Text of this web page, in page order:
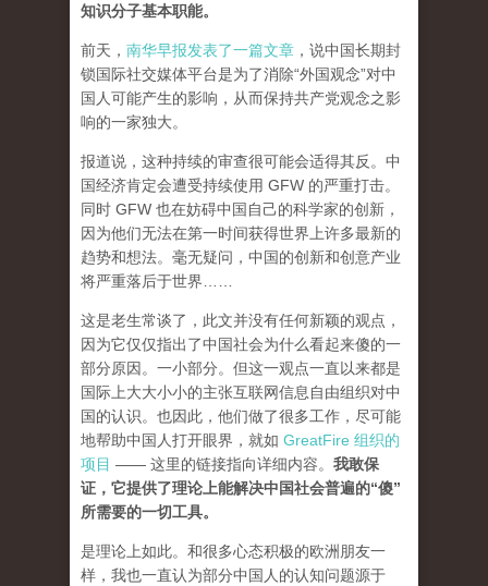
知识分子基本职能。
前天， 南华早报发表了一篇文章 ，说中国长期封
锁国际社交媒体平台是为了消除“外国观念”对中
国人可能产生的影响，从而保持共产党观念之影
响的一家独大。
报道说，这种持续的审查很可能会适得其反。中
国经济肯定会遭受持续使用 GFW 的严重打击。
同时 GFW 也在妨碍中国自己的科学家的创新，
因为他们无法在第一时间获得世界上许多最新的
趋势和想法。毫无疑问，中国的创新和创意产业
将严重落后于世界……
这是老生常谈了，此文并没有任何新颖的观点，
因为它仅仅指出了中国社会为什么看起来傻的一
部分原因。一小部分。但这一观点一直以来都是
国际上大大小小的主张互联网信息自由组织对中
国的认识。也因此，他们做了很多工作，尽可能
地帮助中国人打开眼界，就如 GreatFire 组织的
项目 —— 这里的链接指向详细内容。 我敢保
证，它提供了理论上能解决中国社会普遍的“傻”
所需要的一切工具。
是理论上如此。和很多心态积极的欧洲朋友一
样，我也一直认为部分中国人的认知问题源于